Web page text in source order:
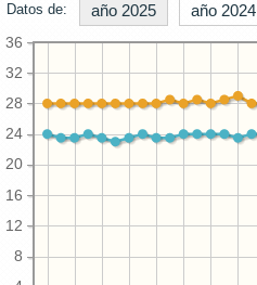
Datos de: año 2025 año 2024
8
12
16
20
24
28
32
36